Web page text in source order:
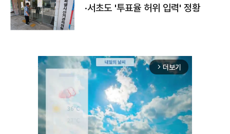
·서초도 '투표율 허위 입력' 정황
arrow_forward_ios 더보기